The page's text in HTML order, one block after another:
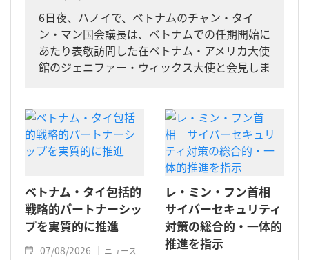
6日夜、ハノイで、ベトナムのチャン・タイ
ン・マン国会議長は、ベトナムでの任期開始に
あたり表敬訪問した在ベトナム・アメリカ大使
館のジェニファー・ウィックス大使と会見しま
ベトナム・タイ包括的
戦略的パートナーシッ
プを実質的に推進
07/08/2026 ニュース
レ・ミン・フン首相
サイバーセキュリティ
対策の総合的・一体的
推進を指示